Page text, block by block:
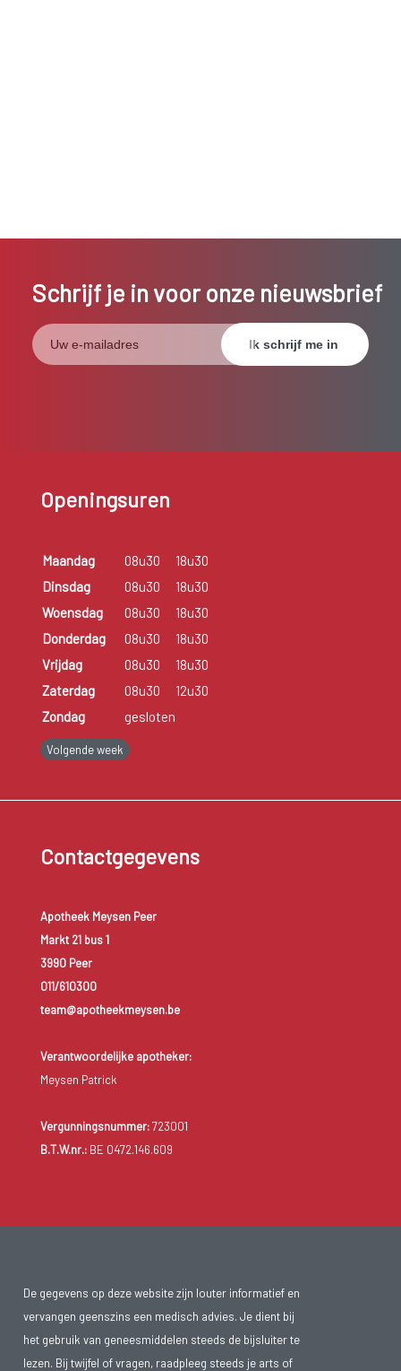
Schrijf je in voor onze nieuwsbrief
Openingsuren
Maandag 08u30
18u30
Dinsdag
08u30
18u30
Woensdag
08u30
18u30
Donderdag
08u30
18u30
Vrijdag
08u30
18u30
Zaterdag
08u30
12u30
Zondag
gesloten
Volgende week
Contactgegevens
Apotheek Meysen Peer
Markt 21 bus 1
3990 Peer
011/610300
team@apotheekmeysen.be
Verantwoordelijke apotheker:
Meysen Patrick
Vergunningsnummer:723001
B.T.W.nr.:BE 0472.146.609
De gegevens op deze website zijn louter informatief en
vervangen geenszins een medisch advies. Je dient bij
het gebruik van geneesmiddelen steeds de bijsluiter te
lezen. Bij twijfel of vragen, raadpleeg steeds je arts of